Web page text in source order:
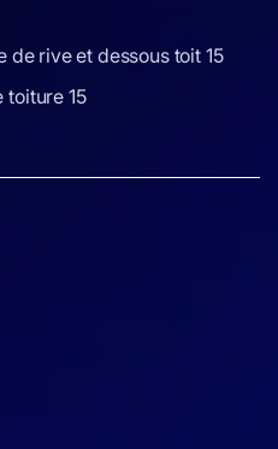
de rive et dessous toit 15
toiture 15